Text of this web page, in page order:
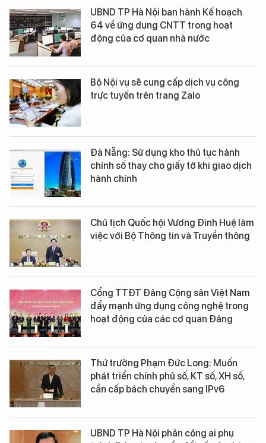
UBND TP Hà Nội ban hành Kế hoạch
64 về ứng dụng CNTT trong hoạt
động của cơ quan nhà nước
Bộ Nội vụ sẽ cung cấp dịch vụ công
trực tuyến trên trang Zalo
Đà Nẵng: Sử dụng kho thủ tục hành
chính số thay cho giấy tờ khi giao dịch
hành chính
Chủ tịch Quốc hội Vương Đình Huệ làm
việc với Bộ Thông tin và Truyền thông
Cổng TTĐT Đảng Cộng sản Việt Nam
đẩy mạnh ứng dụng công nghệ trong
hoạt động của các cơ quan Đảng
Thứ trưởng Phạm Đức Long: Muốn
phát triển chính phủ số, KT số, XH số,
cần cấp bách chuyển sang IPv6
UBND TP Hà Nội phân công ai phụ